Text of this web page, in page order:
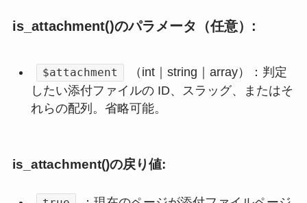
is_attachment()のパラメータ（任意）:
$attachment
（int｜string｜array）：判定
したい添付ファイルの ID、スラッグ、またはそ
れらの配列。省略可能。
is_attachment()の戻り値: